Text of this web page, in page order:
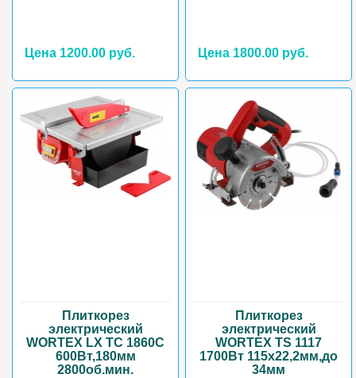
Цена 1200.00 руб. Цена 1800.00 руб.
Плиткорез
электрический
WORTEX LX TC 1860C
600Вт,180мм
2800об.мин.
Плиткорез
электрический
WORTEX TS 1117
1700Вт 115х22,2мм,до
34мм